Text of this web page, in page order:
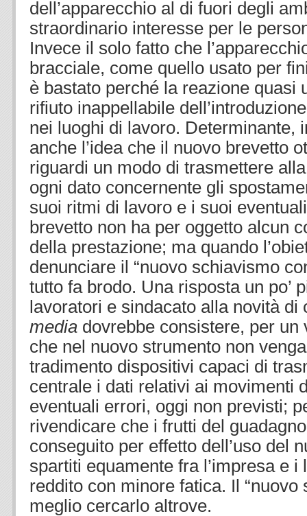
dell’apparecchio al di fuori degli
straordinario interesse per le
Invece il solo fatto che
bracciale, come quello usato per
è bastato perché la reazione quasi
rifiuto inappellabile
nei luoghi di lavoro. Determinante,
anche l’idea che il nuovo brevetto
riguardi un modo di trasmettere
ogni dato concernente gli
suoi ritmi di lavoro e i suoi
brevetto non ha per oggetto alcun
della prestazione; ma quando
denunciare il “nuovo schiavismo
tutto fa brodo. Una risposta un po’
lavoratori e sindacato alla novità di
media dovrebbe consistere, per un
che nel nuovo strumento non
tradimento dispositivi capaci di
centrale i dati relativi ai movimenti
eventuali errori, oggi non previsti;
rivendicare che i frutti del
conseguito per effetto dell’uso del
spartiti equamente fra l’impresa e
reddito con minore fatica. Il “nuovo
meglio cercarlo altrove.